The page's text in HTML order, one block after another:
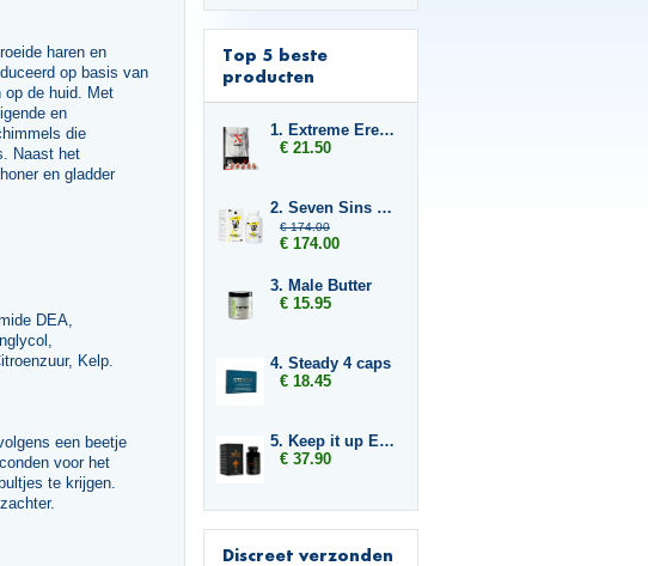
haren en
op basis van
op de huid. Met
en
die
Naast het
en gladder
DEA,
Kelp.
een beetje
voor het
te krijgen.
Top 5 beste
producten
1. Extreme Erection Softgels
€ 21.50
2. Seven Sins Grown 6x
€ 174.00
€ 174.00
3. Male Butter
€ 15.95
4. Steady 4 caps
€ 18.45
5. Keep it up Enlargement 2x
€ 37.90
Discreet verzonden